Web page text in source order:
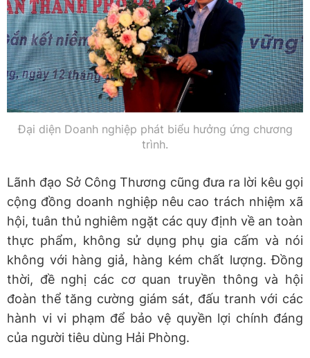
Đại diện Doanh nghiệp phát biểu hưởng ứng chương
trình.
​Lãnh đạo Sở Công Thương cũng đưa ra lời kêu gọi
cộng đồng doanh nghiệp nêu cao trách nhiệm xã
hội, tuân thủ nghiêm ngặt các quy định về an toàn
thực phẩm, không sử dụng phụ gia cấm và nói
không với hàng giả, hàng kém chất lượng. Đồng
thời, đề nghị các cơ quan truyền thông và hội
đoàn thể tăng cường giám sát, đấu tranh với các
hành vi vi phạm để bảo vệ quyền lợi chính đáng
của người tiêu dùng Hải Phòng.